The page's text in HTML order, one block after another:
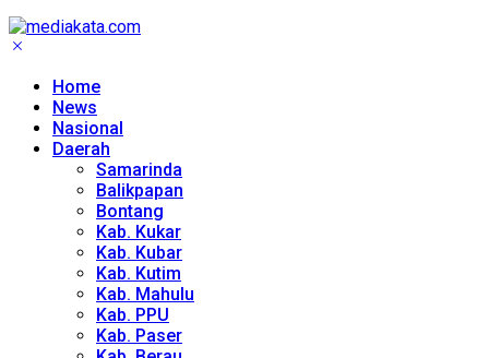
Home
News
Nasional
Daerah
Samarinda
Balikpapan
Bontang
Kab. Kukar
Kab. Kubar
Kab. Kutim
Kab. Mahulu
Kab. PPU
Kab. Paser